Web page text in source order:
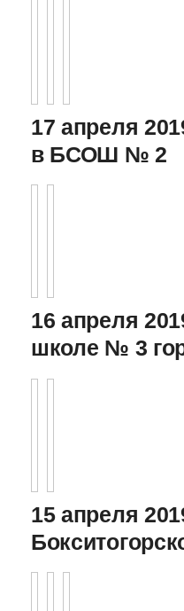
17 апреля
в БСОШ № 2
16 апреля
школе № 3
15 апреля